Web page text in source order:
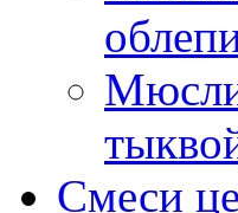
Смеси